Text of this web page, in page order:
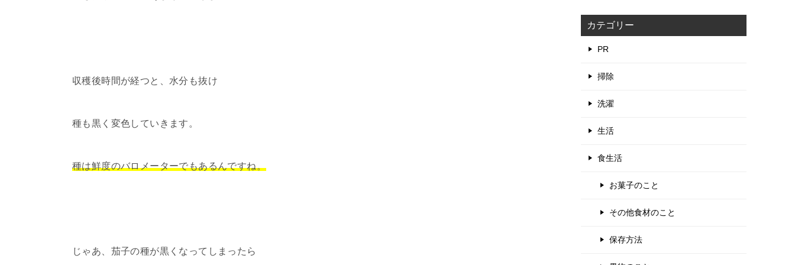
収穫後時間が経つと、水分も抜け
種も黒く変色していきます。
種は鮮度のバロメーターでもあるんですね。
じゃあ、茄子の種が黒くなってしまったら
カテゴリー
PR
掃除
洗濯
生活
食生活
お菓子のこと
その他食材のこと
保存方法